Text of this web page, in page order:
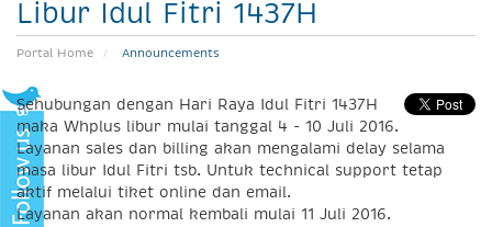
Libur Idul Fitri 1437H
Portal Home Announcements
Sehubungan dengan Hari Raya Idul Fitri 1437H
maka Whplus libur mulai tanggal 4 - 10 Juli 2016.
Layanan sales dan billing akan mengalami delay selama
masa libur
Idul Fitri tsb. Untuk technical support tetap
aktif melalui tiket online dan email.
Layanan akan normal kembali mulai 11 Juli 2016.